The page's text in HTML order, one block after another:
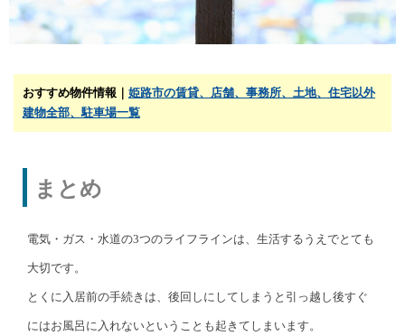
おすすめ物件情報｜ 姫路市の賃貸、店舗、事務所、土地、住宅以外
建物全部、駐車場一覧
まとめ
電気・ガス・水道の3つのライフラインは、生活するうえでとても
大切です。
とくに入居前の手続きは、後回しにしてしまうと引っ越し後すぐ
にはお風呂に入れないということも起きてしまいます。